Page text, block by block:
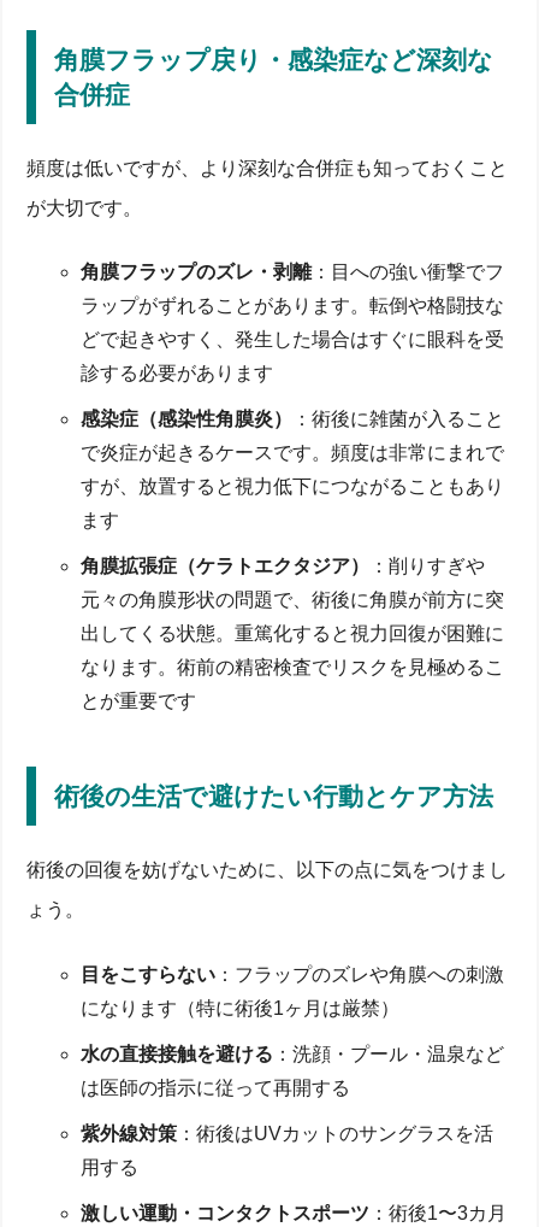
角膜フラップ戻り・感染症など深刻な
合併症
頻度は低いですが、より深刻な合併症も知っておくこと
が大切です。
角膜フラップのズレ・剥離：目への強い衝撃でフ
ラップがずれることがあります。転倒や格闘技な
どで起きやすく、発生した場合はすぐに眼科を受
診する必要があります
感染症（感染性角膜炎）
：術後に雑菌が入ること
で炎症が起きるケースです。頻度は非常にまれで
すが、放置すると視力低下につながることもあり
ます
角膜拡張症（ケラトエクタジア）
：削りすぎや
元々の角膜形状の問題で、術後に角膜が前方に突
出してくる状態。重篤化すると視力回復が困難に
なります。術前の精密検査でリスクを見極めるこ
とが重要です
術後の生活で避けたい行動とケア方法
術後の回復を妨げないために、以下の点に気をつけまし
ょう。
目をこすらない ：フラップのズレや角膜への刺激
になります（特に術後1ヶ月は厳禁）
水の直接接触を避ける ：洗顔・プール・温泉など
は医師の指示に従って再開する
紫外線対策 ：術後はUVカットのサングラスを活
用する
激しい運動・コンタクトスポーツ ：術後1〜3カ月